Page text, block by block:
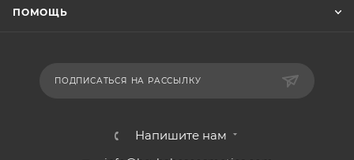
ПОМОЩЬ
ПОДПИСАТЬСЯ НА РАССЫЛКУ
Напишите нам